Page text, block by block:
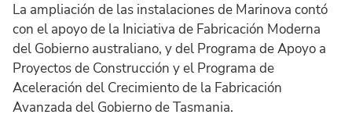
La ampliación de las instalaciones de Marinova contó
con el apoyo de la Iniciativa de Fabricación Moderna
del Gobierno australiano, y del Programa de Apoyo a
Proyectos de Construcción y el Programa de
Aceleración del Crecimiento de la Fabricación
Avanzada del Gobierno de Tasmania.